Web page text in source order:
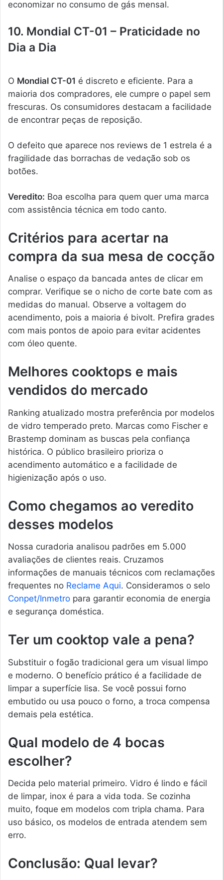
economizar no consumo de gás mensal.
10. Mondial CT-01 – Praticidade no
Dia a Dia
O Mondial CT-01 é discreto e eficiente. Para a
maioria dos compradores, ele cumpre o papel sem
frescuras. Os consumidores destacam a facilidade
de encontrar peças de reposição.
O defeito que aparece nos reviews de 1 estrela é a
fragilidade das borrachas de vedação sob os
botões.
Veredito: Boa escolha para quem quer uma marca
com assistência técnica em todo canto.
Critérios para acertar na
compra da sua mesa de cocção
Analise o espaço da bancada antes de clicar em
comprar. Verifique se o nicho de corte bate com as
medidas do manual. Observe a voltagem do
acendimento, pois a maioria é bivolt. Prefira grades
com mais pontos de apoio para evitar acidentes
com óleo quente.
Melhores cooktops e mais
vendidos do mercado
Ranking atualizado mostra preferência por modelos
de vidro temperado preto. Marcas como Fischer e
Brastemp dominam as buscas pela confiança
histórica. O público brasileiro prioriza o
acendimento automático e a facilidade de
higienização após o uso.
Como chegamos ao veredito
desses modelos
Nossa curadoria analisou padrões em 5.000
avaliações de clientes reais. Cruzamos
informações de manuais técnicos com reclamações
frequentes no Reclame Aqui. Consideramos o selo
Conpet/Inmetro para garantir economia de energia
e segurança doméstica.
Ter um cooktop vale a pena?
Substituir o fogão tradicional gera um visual limpo
e moderno. O benefício prático é a facilidade de
limpar a superfície lisa. Se você possui forno
embutido ou usa pouco o forno, a troca compensa
demais pela estética.
Qual modelo de 4 bocas
escolher?
Decida pelo material primeiro. Vidro é lindo e fácil
de limpar, inox é para a vida toda. Se cozinha
muito, foque em modelos com tripla chama. Para
uso básico, os modelos de entrada atendem sem
erro.
Conclusão: Qual levar?